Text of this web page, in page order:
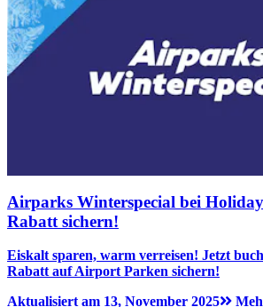
Airparks Winterspecial bei
Rabatt sichern!
Eiskalt sparen, warm verreisen! Jetzt
Rabatt auf Airport Parken sichern!
Aktualisiert am 13, November 2025